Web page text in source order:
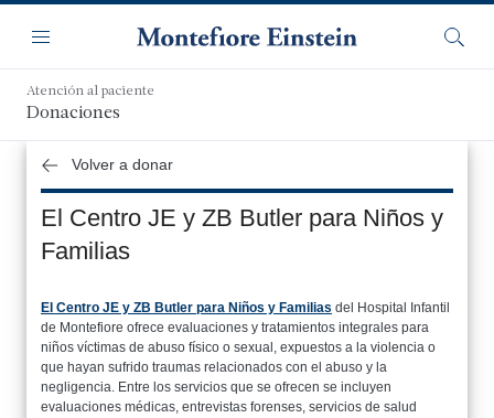
contenido
principal
Navegación
Menú
Atención al paciente
Donaciones
Volver a donar
El Centro JE y ZB Butler para Niños y
Familias
El Centro JE y ZB Butler para Niños y Familias del Hospital Infantil
de Montefiore ofrece evaluaciones y tratamientos integrales para
niños víctimas de abuso físico o sexual, expuestos a la violencia o
que hayan sufrido traumas relacionados con el abuso y la
negligencia. Entre los servicios que se ofrecen se incluyen
evaluaciones médicas, entrevistas forenses, servicios de salud